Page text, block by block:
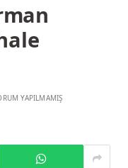
YAPILMAMIŞ